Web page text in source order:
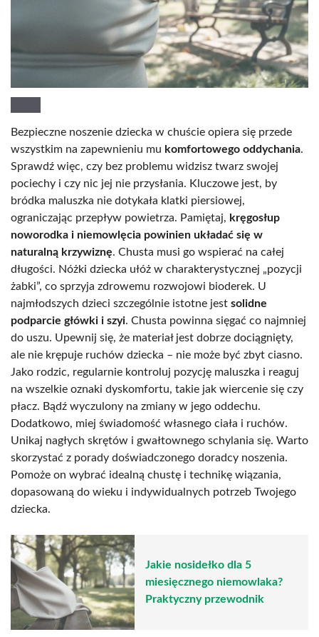
Bezpieczne noszenie dziecka w chuście opiera się przede
wszystkim na zapewnieniu mu komfortowego oddychania.
Sprawdź więc, czy bez problemu widzisz twarz swojej
pociechy i czy nic jej nie przysłania. Kluczowe jest, by
bródka maluszka nie dotykała klatki piersiowej,
ograniczając przepływ powietrza. Pamiętaj, kręgosłup
noworodka i niemowlęcia powinien układać się w
naturalną krzywiznę. Chusta musi go wspierać na całej
długości. Nóżki dziecka ułóż w charakterystycznej „pozycji
żabki”, co sprzyja zdrowemu rozwojowi bioderek. U
najmłodszych dzieci szczególnie istotne jest solidne
podparcie główki i szyi. Chusta powinna sięgać co najmniej
do uszu. Upewnij się, że materiał jest dobrze dociągnięty,
ale nie krępuje ruchów dziecka – nie może być zbyt ciasno.
Jako rodzic, regularnie kontroluj pozycję maluszka i reaguj
na wszelkie oznaki dyskomfortu, takie jak wiercenie się czy
płacz. Bądź wyczulony na zmiany w jego oddechu.
Dodatkowo, miej świadomość własnego ciała i ruchów.
Unikaj nagłych skrętów i gwałtownego schylania się. Warto
skorzystać z porady doświadczonego doradcy noszenia.
Pomoże on wybrać idealną chustę i technikę wiązania,
dopasowaną do wieku i indywidualnych potrzeb Twojego
dziecka.
Jakie nosidełko dla 5
miesięcznego niemowlaka?
Praktyczny przewodnik